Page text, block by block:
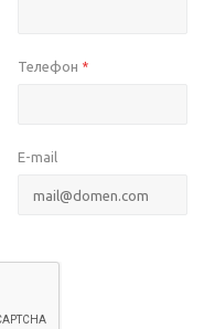
Телефон *
E-mail